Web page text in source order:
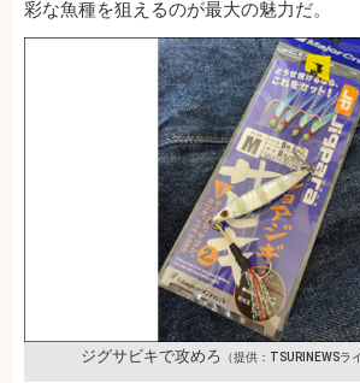
彩な魚種を狙えるのが最大の魅力だ。
ジグサビキで攻めろ （提供：TSURINEWSラ